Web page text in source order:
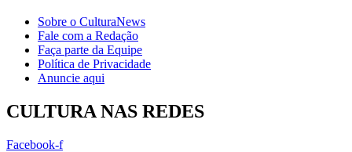
Sobre o CulturaNews
Fale com a Redação
Faça parte da Equipe
Política de Privacidade
Anuncie aqui
CULTURA NAS REDES
Facebook-f